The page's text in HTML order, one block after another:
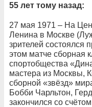
55 лет тому назад:
27 мая 1971 – На
Ленина в Москве
зрителей
этом матче сборная
спортобщества
мастера из Москвы,
сборной «звёзд»
Бобби Чарльтон,
закончился со